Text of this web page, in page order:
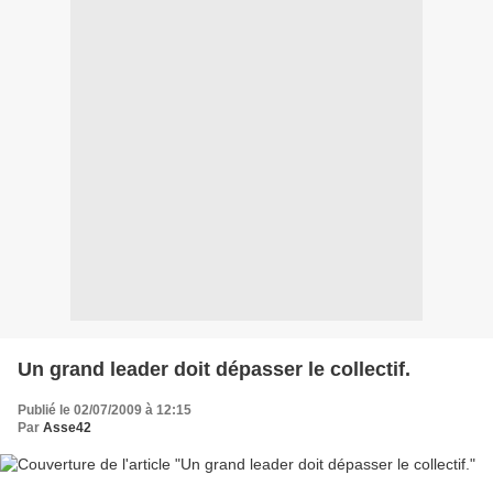
Un grand leader doit dépasser le collectif.
Publié le 02/07/2009 à 12:15
Par Asse42